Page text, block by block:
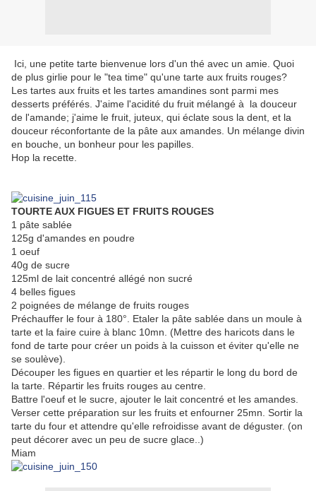
Ici, une petite tarte bienvenue lors d'un thé avec un amie. Quoi
de plus girlie pour le "tea time" qu'une tarte aux fruits rouges?
Les tartes aux fruits et les tartes amandines sont parmi mes
desserts préférés. J'aime l'acidité du fruit mélangé à la douceur
de l'amande; j'aime le fruit, juteux, qui éclate sous la dent, et la
douceur réconfortante de la pâte aux amandes. Un mélange divin
en bouche, un bonheur pour les papilles.
Hop la recette.
TOURTE AUX FIGUES ET FRUITS ROUGES
1 pâte sablée
125g d'amandes en poudre
1 oeuf
40g de sucre
125ml de lait concentré allégé non sucré
4 belles figues
2 poignées de mélange de fruits rouges
Préchauffer le four à 180°. Etaler la pâte sablée dans un moule à
tarte et la faire cuire à blanc 10mn. (Mettre des haricots dans le
fond de tarte pour créer un poids à la cuisson et éviter qu'elle ne
se soulève).
Découper les figues en quartier et les répartir le long du bord de
la tarte. Répartir les fruits rouges au centre.
Battre l'oeuf et le sucre, ajouter le lait concentré et les amandes.
Verser cette préparation sur les fruits et enfourner 25mn. Sortir la
tarte du four et attendre qu'elle refroidisse avant de déguster. (on
peut décorer avec un peu de sucre glace..)
Miam